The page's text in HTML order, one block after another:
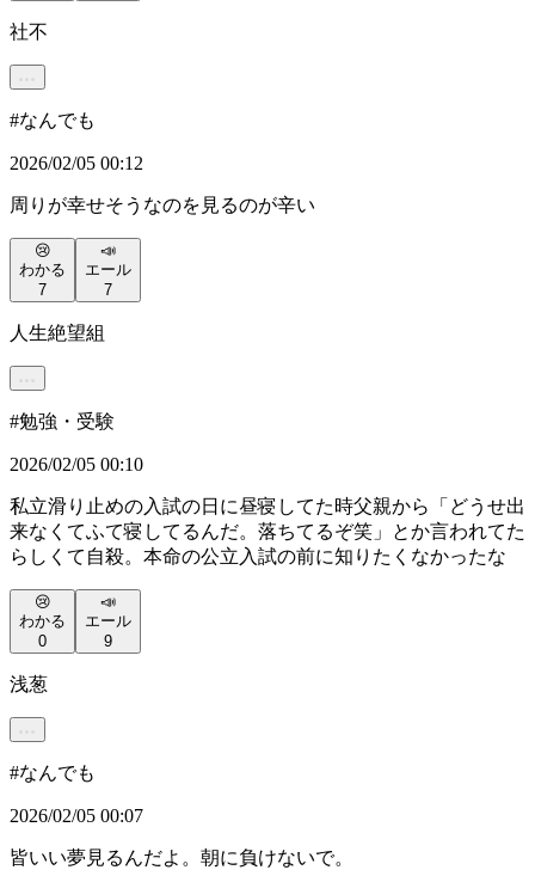
社不
#なんでも
2026/02/05 00:12
周りが幸せそうなのを見るのが辛い
😢
わかる
7
📣
エール
7
人生絶望組
#勉強・受験
2026/02/05 00:10
私立滑り止めの入試の日に昼寝してた時父親から「どうせ出
来なくてふて寝してるんだ。落ちてるぞ笑」とか言われてた
らしくて自殺。本命の公立入試の前に知りたくなかったな
😢
わかる
0
📣
エール
9
浅葱
#なんでも
2026/02/05 00:07
皆いい夢見るんだよ。朝に負けないで。